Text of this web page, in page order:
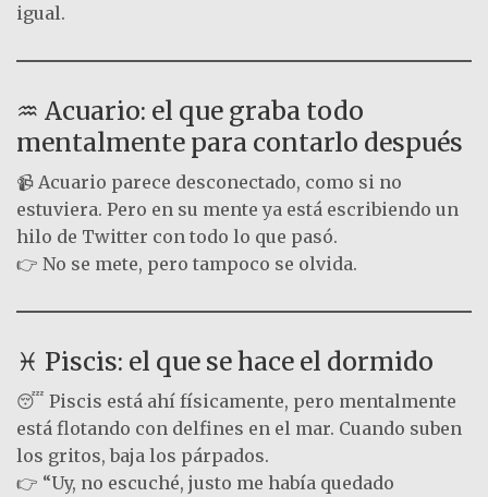
igual.
♒ Acuario: el que graba todo
mentalmente para contarlo después
📹 Acuario parece desconectado, como si no
estuviera. Pero en su mente ya está escribiendo un
hilo de Twitter con todo lo que pasó.
👉 No se mete, pero tampoco se olvida.
♓ Piscis: el que se hace el dormido
😴 Piscis está ahí físicamente, pero mentalmente
está flotando con delfines en el mar. Cuando suben
los gritos, baja los párpados.
👉 “Uy, no escuché, justo me había quedado